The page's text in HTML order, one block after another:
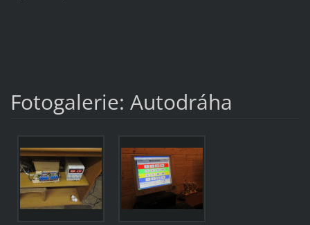
Fotogalerie: Autodráha